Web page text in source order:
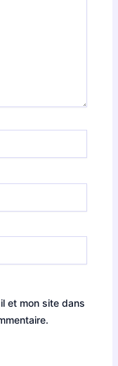
et mon site dans